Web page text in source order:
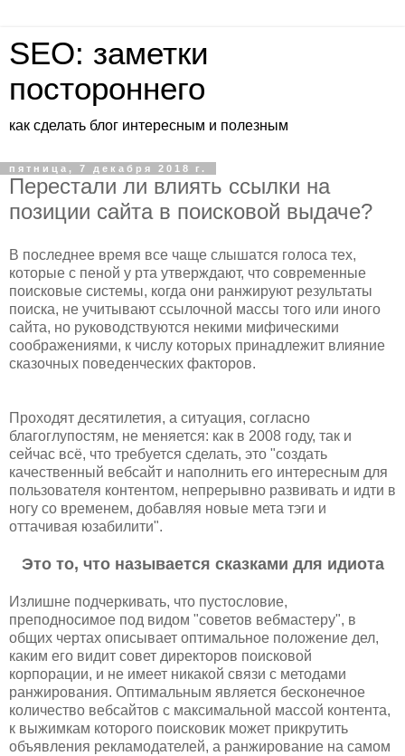
SEO: заметки
постороннего
как сделать блог интересным и полезным
пятница, 7 декабря 2018 г.
Перестали ли влиять ссылки на
позиции сайта в поисковой выдаче?
В последнее время все чаще слышатся голоса тех,
которые с пеной у рта утверждают, что современные
поисковые системы, когда они ранжируют результаты
поиска, не учитывают ссылочной массы того или иного
сайта, но руководствуются некими мифическими
соображениями, к числу которых принадлежит влияние
сказочных поведенческих факторов.
Проходят десятилетия, а ситуация, согласно
благоглупостям, не меняется: как в 2008 году, так и
сейчас всё, что требуется сделать, это "создать
качественный вебсайт и наполнить его интересным для
пользователя контентом, непрерывно развивать и идти в
ногу со временем, добавляя новые мета тэги и
оттачивая юзабилити".
Это то, что называется сказками для идиота
Излишне подчеркивать, что пустословие,
преподносимое под видом "советов вебмастеру", в
общих чертах описывает оптимальное положение дел,
каким его видит совет директоров поисковой
корпорации, и не имеет никакой связи с методами
ранжирования. Оптимальным является бесконечное
количество вебсайтов с максимальной массой контента,
к выжимкам которого поисковик может прикрутить
объявления рекламодателей, а ранжирование на самом